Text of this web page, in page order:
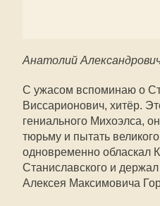
Анатолий
С ужасом вспоминаю о
Виссарионович, хитёр.
гениального Михоэлса,
тюрьму и пытать
одновременно обласкал
Станиславского и
Алексея Максимовича